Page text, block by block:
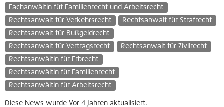
Fachanwältin füt Familienrecht und Arbeitsrecht
Rechtsanwalt für Verkehrsrecht
Rechtsanwalt für Strafrecht
Rechtsanwalt für Bußgeldrecht
Rechtsanwalt für Vertragsrecht
Rechtsanwalt für Zivilrecht
Rechtsanwältin für Erbrecht
Rechtsanwältin für Familienrecht
Rechtsanwältin für Arbeitsrecht
Diese News wurde Vor 4 Jahren aktualisiert.